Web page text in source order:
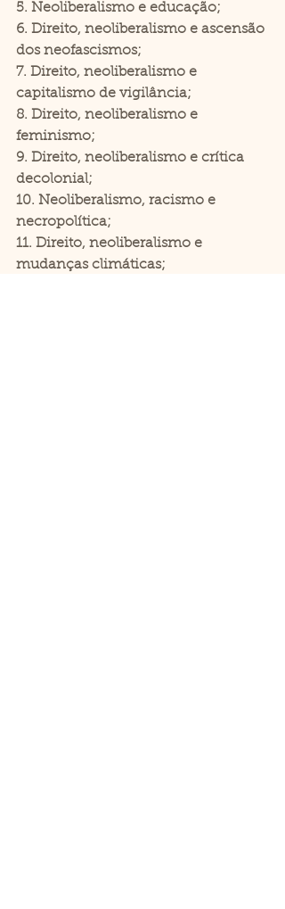
5. Neoliberalismo e educação;
6. Direito, neoliberalismo e ascensão
dos neofascismos;
7. Direito, neoliberalismo e
capitalismo de vigilância;
8. Direito, neoliberalismo e
feminismo;
9. Direito, neoliberalismo e crítica
decolonial;
10. Neoliberalismo, racismo e
necropolítica;
11. Direito, neoliberalismo e
mudanças climáticas;